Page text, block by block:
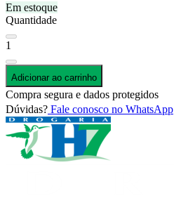
Em estoque
Quantidade
1
Adicionar ao carrinho
Compra segura e dados protegidos
Dúvidas? Fale conosco no WhatsApp